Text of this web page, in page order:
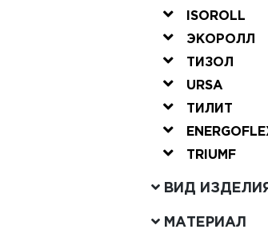
ISOROLL
ЭКОРОЛЛ
ТИЗОЛ
URSA
ТИЛИТ
TRIUMF
ВИД
МАТЕРИАЛ